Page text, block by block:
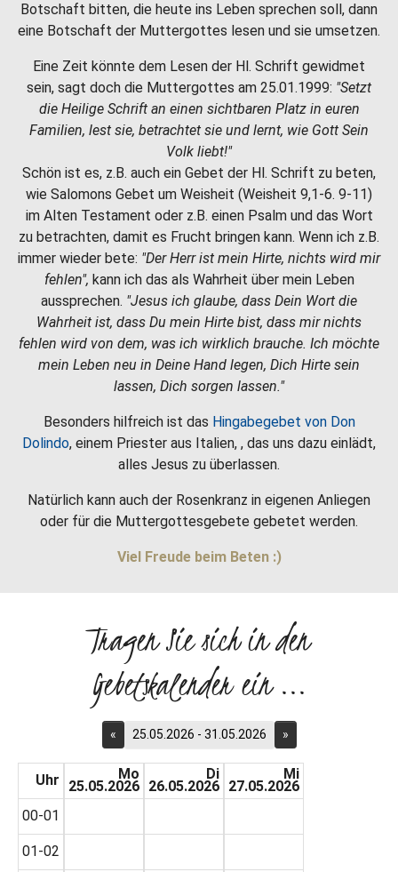
Botschaft bitten, die heute ins Leben sprechen soll, dann
eine Botschaft der Muttergottes lesen und sie umsetzen.
Eine Zeit könnte dem Lesen der Hl. Schrift gewidmet
sein, sagt doch die Muttergottes am 25.01.1999: "Setzt
die Heilige Schrift an einen sichtbaren Platz in euren
Familien, lest sie, betrachtet sie und lernt, wie Gott Sein
Volk liebt!"
Schön ist es, z.B. auch ein Gebet der Hl. Schrift zu beten,
wie Salomons Gebet um Weisheit (Weisheit 9,1-6. 9-11)
im Alten Testament oder z.B. einen Psalm und das Wort
zu betrachten, damit es Frucht bringen kann. Wenn ich z.B.
immer wieder bete: "Der Herr ist mein Hirte, nichts wird mir
fehlen", kann ich das als Wahrheit über mein Leben
aussprechen. "Jesus ich glaube, dass Dein Wort die
Wahrheit ist, dass Du mein Hirte bist, dass mir nichts
fehlen wird von dem, was ich wirklich brauche. Ich möchte
mein Leben neu in Deine Hand legen, Dich Hirte sein
lassen, Dich sorgen lassen."
Besonders hilfreich ist das Hingabegebet von Don
Dolindo, einem Priester aus Italien, , das uns dazu einlädt,
alles Jesus zu überlassen.
Natürlich kann auch der Rosenkranz in eigenen Anliegen
oder für die Muttergottesgebete gebetet werden.
Viel Freude beim Beten :)
Tragen Sie sich in den
Gebetskalender ein ...
« 25.05.2026 - 31.05.2026 »
Uhr
00-01
01-02
Mo
25.05.2026
Di
26.05.2026
Mi
27.05.2026